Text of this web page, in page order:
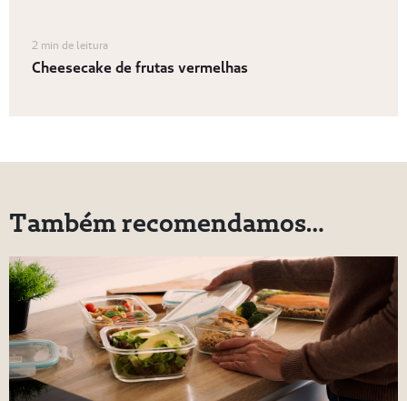
2 min de leitura
Cheesecake de frutas vermelhas
Também recomendamos…